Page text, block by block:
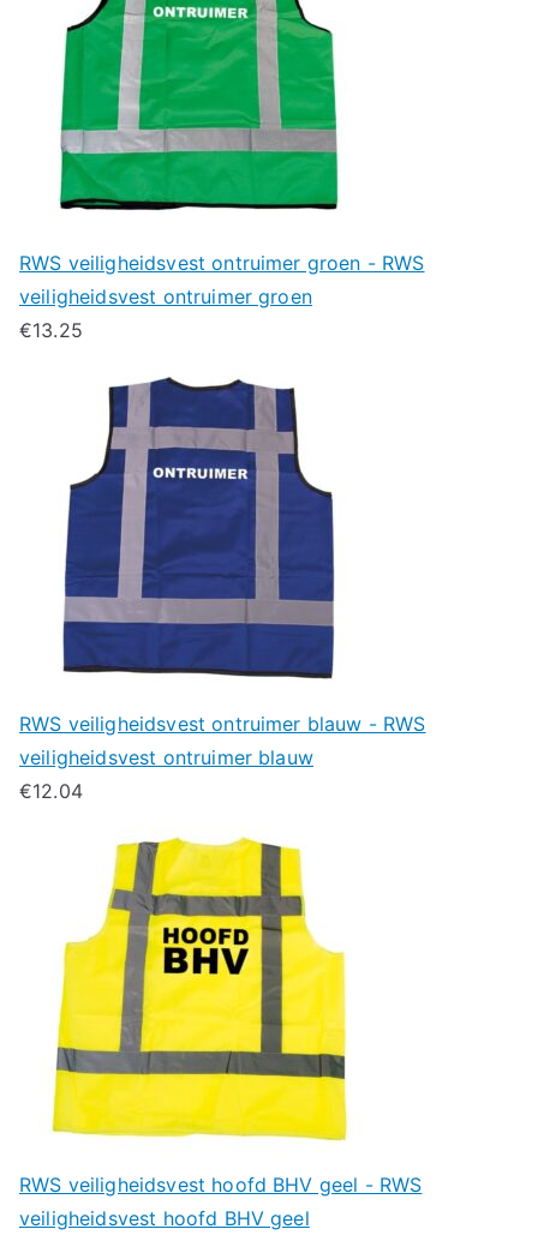
RWS veiligheidsvest ontruimer groen - RWS
veiligheidsvest ontruimer groen
€13.25
RWS veiligheidsvest ontruimer blauw - RWS
veiligheidsvest ontruimer blauw
€12.04
RWS veiligheidsvest hoofd BHV geel - RWS
veiligheidsvest hoofd BHV geel